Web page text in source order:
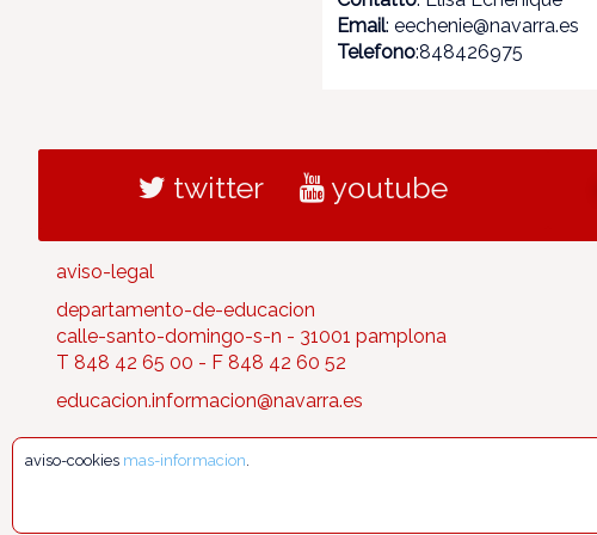
Email: eechenie@navarra.es
Telefono:848426975
twitter youtube
aviso-legal
departamento-de-educacion
calle-santo-domingo-s-n - 31001 pamplona
T 848 42 65 00 - F 848 42 60 52
educacion.informacion@navarra.es
aviso-cookies mas-informacion.